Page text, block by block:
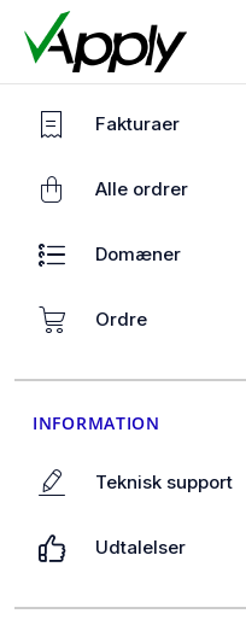
Fakturaer
Alle ordrer
Domæner
Ordre
INFORMATION
Teknisk support
Udtalelser